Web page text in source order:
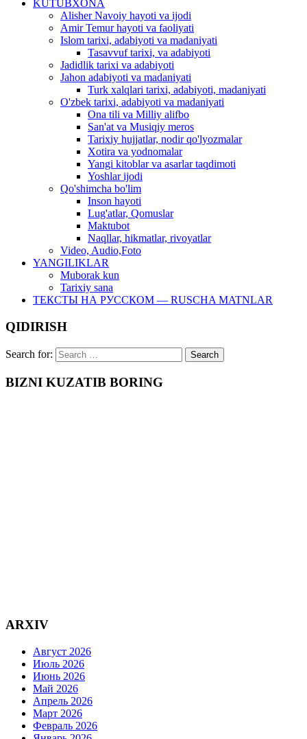
KUTUBXONA
Alisher Navoiy hayoti va ijodi
Amir Temur hayoti va faoliyati
Islom tarixi, adabiyoti va madaniyati
Tasavvuf tarixi, va adabiyoti
Jadidlik tarixi va adabiyoti
Jahon adabiyoti va madaniyati
Turk xalqlari tarixi, adabiyoti, madaniyati
O'zbek tarixi, adabiyoti va madaniyati
Ona tili va Milliy alifbo
San'at va Musiqiy meros
Tarixiy hujjatlar, nodir qo'lyozmalar
Xotira va yodnomalar
Yangi kitoblar va asarlar taqdimoti
Yoshlar ijodi
Qo'shimcha bo'lim
Inson hayoti
Lug'atlar, Qomuslar
Maktubot
Naqllar, hikmatlar, rivoyatlar
Video, Audio,Foto
YANGILIKLAR
Muborak kun
Tarixiy sana
ТЕКСТЫ НА РУССКОМ — RUSCHA MATNLAR
QIDIRISH
Search for:
BIZNI KUZATIB BORING
ARXIV
Август 2026
Июль 2026
Июнь 2026
Май 2026
Апрель 2026
Март 2026
Февраль 2026